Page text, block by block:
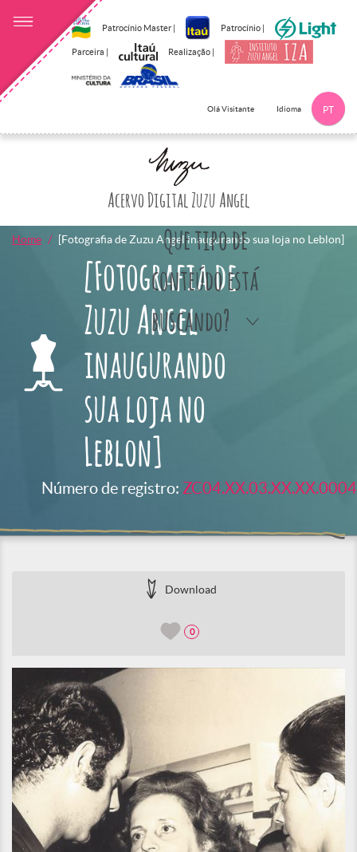
Patrocínio Master | Patrocínio |
Parceira | Realização |
Olá Visitante Idioma PT
Acervo Digital Zuzu Angel
Que tipo de
conteúdo está
buscando?
Home [Fotografia de Zuzu Angel inaugurando sua loja no Leblon]
[Fotografia de
Zuzu Angel
inaugurando
sua loja no
Leblon]
Número de registro: ZC04.XX.03.XX.XX.0004
Download
0